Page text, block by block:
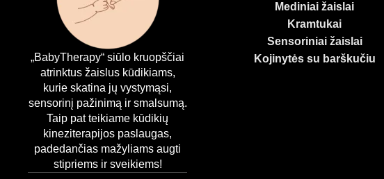
„BabyTherapy“ siūlo kruopščiai
atrinktus žaislus kūdikiams,
kurie skatina jų vystymąsi,
sensorinį pažinimą ir smalsumą.
Taip pat teikiame kūdikių
kineziterapijos paslaugas,
padedančias mažyliams augti
stipriems ir sveikiems!
Mediniai žaislai
Kramtukai
Sensoriniai žaislai
Kojinytės su barškučiu